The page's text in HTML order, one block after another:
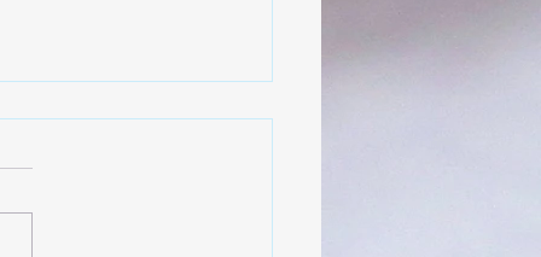
App online
könnt ihr euch die